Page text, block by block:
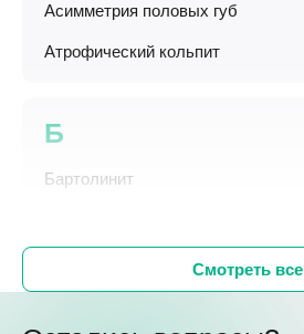
Асимметрия половых губ
Атрофический кольпит
Б
Бартолинит
Смотреть все